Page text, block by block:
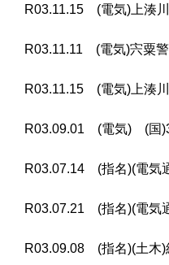
R03.11.15 (電気)上湊
R03.11.11 (電気)宍粟
R03.11.15 (電気)上湊
R03.09.01 (電気) (国
R03.07.14 (指名)(電
R03.07.21 (指名)(電気
R03.09.08 (指名)(土木)